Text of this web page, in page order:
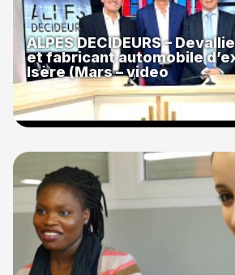
ALPES DECIDEURS –
et fabricant automobile
Isère (Mars – video